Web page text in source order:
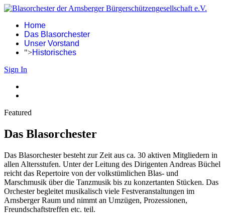
Home
Das Blasorchester
Unser Vorstand
">Historisches
Sign In
Featured
Das Blasorchester
Das Blasorchester besteht zur Zeit aus ca. 30 aktiven Mitgliedern in
allen Altersstufen. Unter der Leitung des Dirigenten Andreas Büchel
reicht das Repertoire von der volkstümlichen Blas- und
Marschmusik über die Tanzmusik bis zu konzertanten Stücken. Das
Orchester begleitet musikalisch viele Festveranstaltungen im
Arnsberger Raum und nimmt an Umzügen, Prozessionen,
Freundschaftstreffen etc. teil.